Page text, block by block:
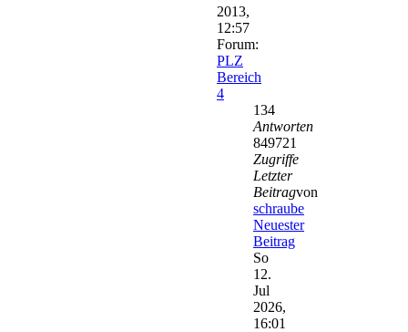
2013,
12:57
Forum:
PLZ
Bereich
4
134
Antworten
849721
Zugriffe
Letzter
Beitragvon
schraube
Neuester
Beitrag
So
12.
Jul
2026,
16:01